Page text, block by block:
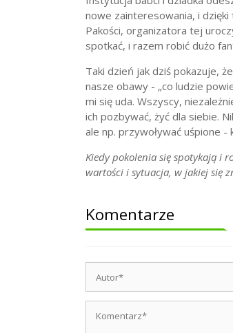
nowe zainteresowania, i dzięki
Pakości, organizatora tej
spotkać, i razem robić dużo
Taki dzień jak dziś pokazuje,
nasze obawy - „co ludzie
mi się uda. Wszyscy,
ich pozbywać, żyć dla siebie.
ale np. przywoływać uśpione -
Kiedy pokolenia się spotykają i
wartości i sytuacja, w jakiej się
Komentarze